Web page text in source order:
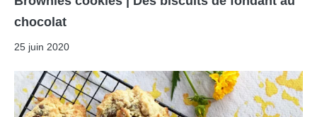
chocolat
25 juin 2020